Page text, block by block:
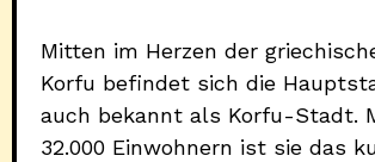
Mitten im Herzen der
Korfu befindet sich die
auch bekannt als Korfu-Stadt.
32.000 Einwohnern ist sie das